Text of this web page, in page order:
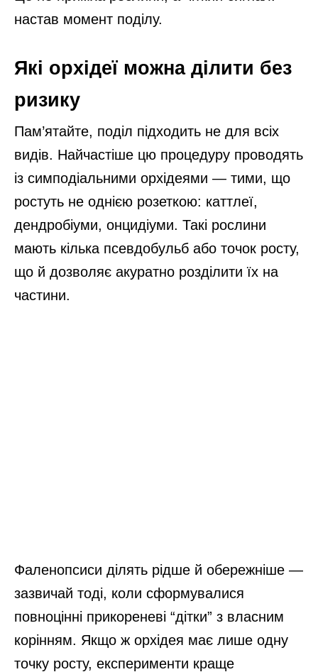
настав момент поділу.
Які орхідеї можна ділити без
ризику
Пам’ятайте, поділ підходить не для всіх
видів. Найчастіше цю процедуру проводять
із симподіальними орхідеями — тими, що
ростуть не однією розеткою: каттлеї,
дендробіуми, онцидіуми. Такі рослини
мають кілька псевдобульб або точок росту,
що й дозволяє акуратно розділити їх на
частини.
Фаленопсиси ділять рідше й обережніше —
зазвичай тоді, коли сформувалися
повноцінні прикореневі “дітки” з власним
корінням. Якщо ж орхідея має лише одну
точку росту, експерименти краще